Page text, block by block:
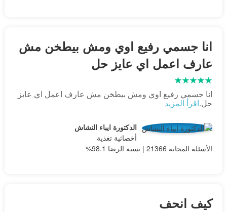
انا جسمي رفيع اوي ومش بيطخن مش
عارف اعمل اي عايز حل
انا جسمي رفيع اوي ومش بيطخن مش عارف اعمل اي عايز
حل.اقرأ المزيد
الدكتورة ايباء النشاش
أخصائية تغذية
الأسئلة المجابة 21366 | نسبة الرضا 98.1%
كيف انحف